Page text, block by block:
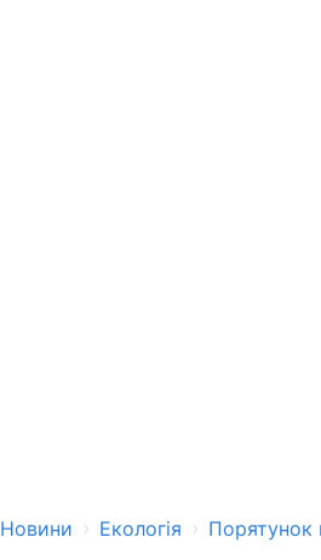
Новини › Екологія › Порятунок